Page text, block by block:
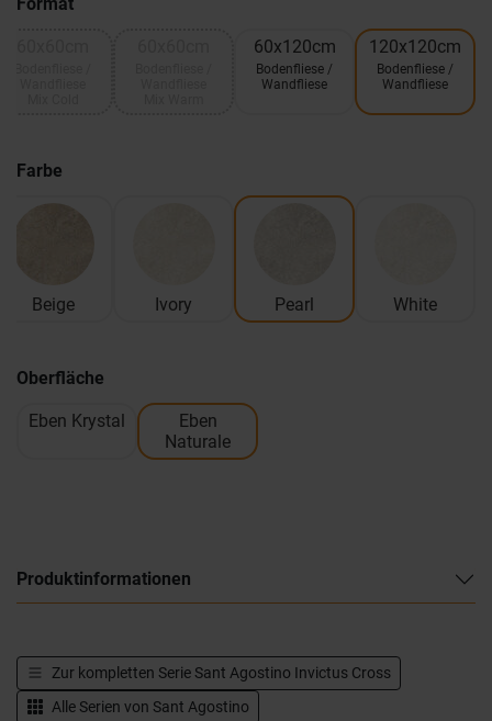
60x120cm
Bodenfliese /
Wandfliese
120x120cm
Bodenfliese /
Wandfliese
Farbe
Beige Ivory Pearl White
Oberfläche
Eben Krystal
Eben
Naturale
Produktinformationen
Zur kompletten Serie Sant Agostino Invictus Cross
Alle Serien von Sant Agostino